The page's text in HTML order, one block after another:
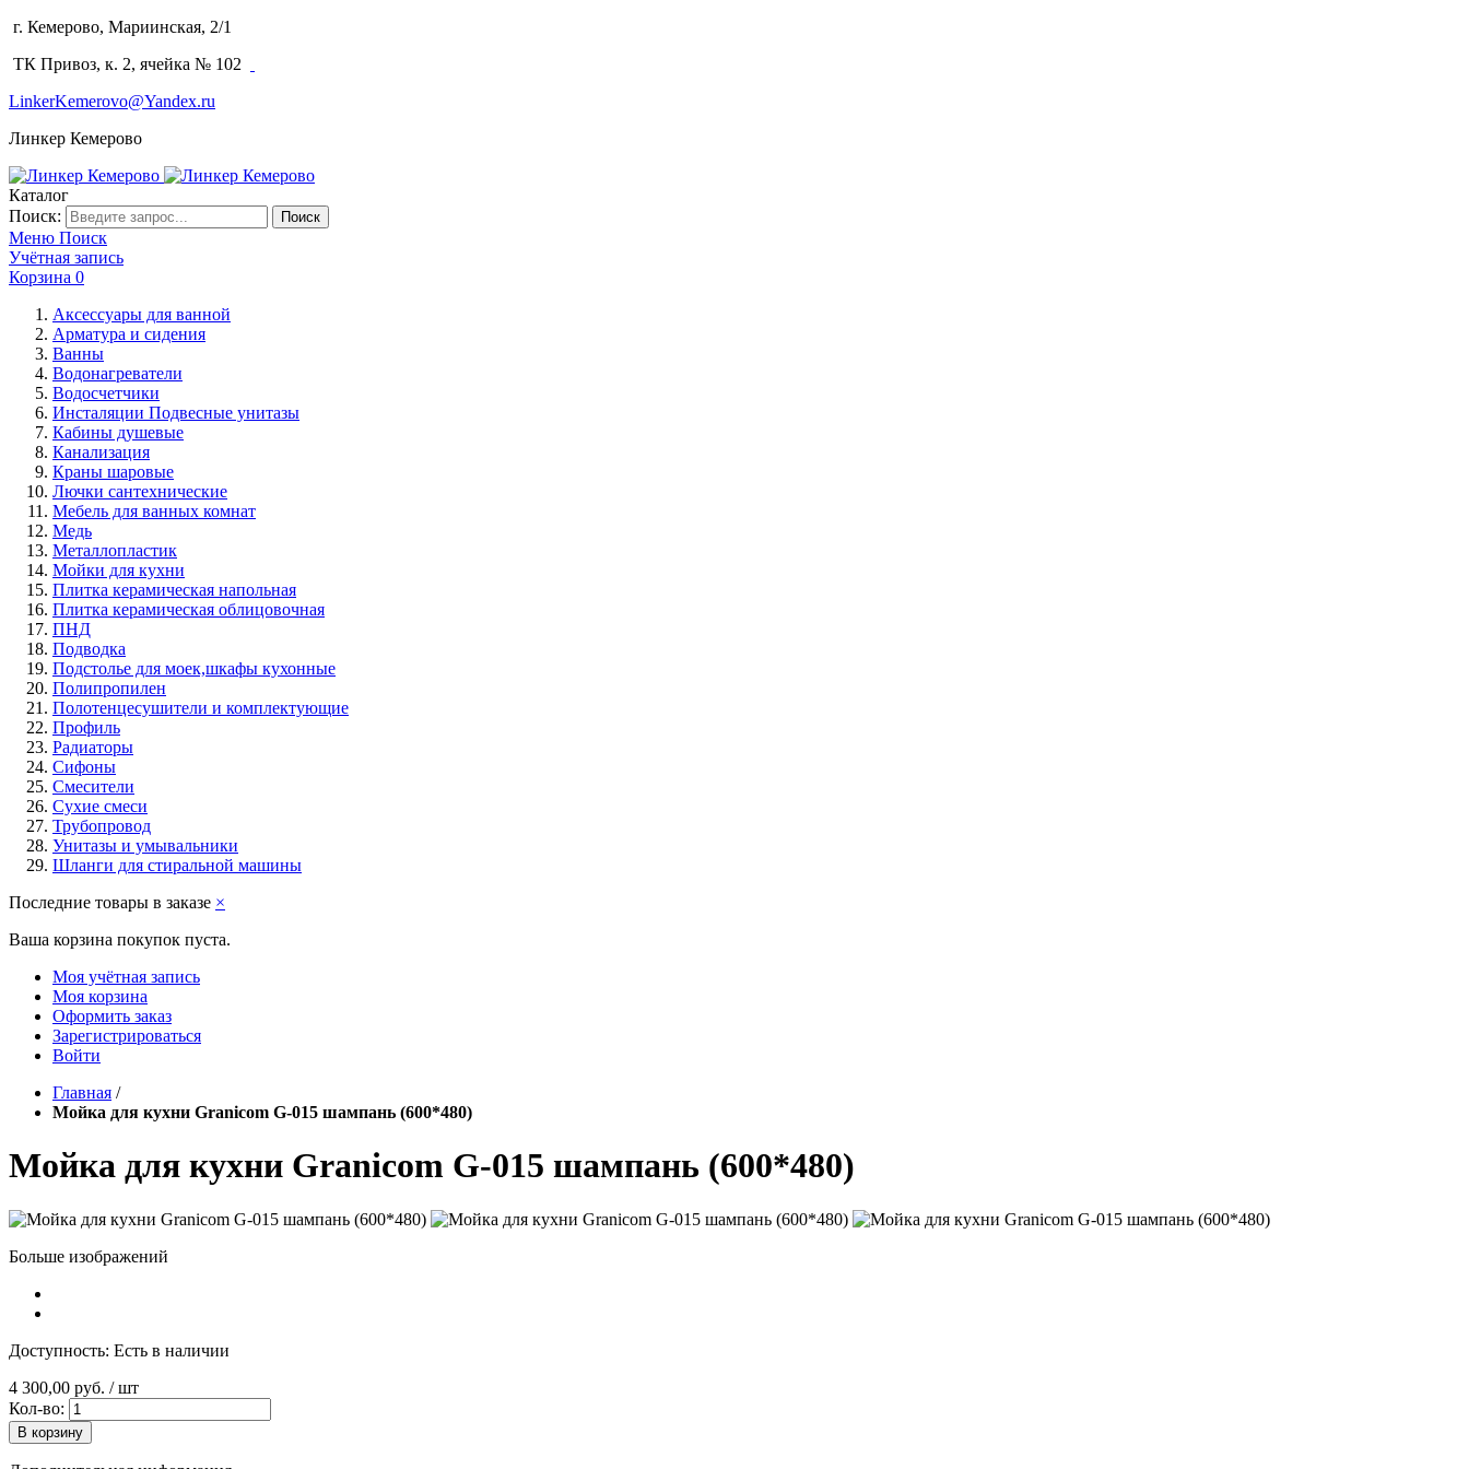
г. Кемерово, Мариинская, 2/1
ТК Привоз, к. 2, ячейка № 102
LinkerKemerovo@Yandex.ru
Линкер Кемерово
Каталог
Поиск:
Поиск
Меню Поиск
Учётная запись
Корзина 0
Аксессуары для ванной
Арматура и сидения
Ванны
Водонагреватели
Водосчетчики
Инсталяции Подвесные унитазы
Кабины душевые
Канализация
Краны шаровые
Лючки сантехнические
Мебель для ванных комнат
Медь
Металлопластик
Мойки для кухни
Плитка керамическая напольная
Плитка керамическая облицовочная
ПНД
Подводка
Подстолье для моек,шкафы кухонные
Полипропилен
Полотенцесушители и комплектующие
Профиль
Радиаторы
Сифоны
Смесители
Сухие смеси
Трубопровод
Унитазы и умывальники
Шланги для стиральной машины
Последние товары в заказе ×
Ваша корзина покупок пуста.
Моя учётная запись
Моя корзина
Оформить заказ
Зарегистрироваться
Войти
Главная /
Мойка для кухни Granicom G-015 шампань (600*480)
Мойка для кухни Granicom G-015 шампань (600*480)
Больше изображений
Доступность: Есть в наличии
4 300,00 руб. / шт
Кол-во:
В корзину